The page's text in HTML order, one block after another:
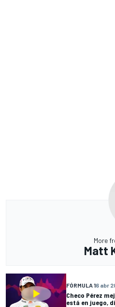
More
Matt
FÓRMULA 16 abr
Checo Pérez
está en juego,